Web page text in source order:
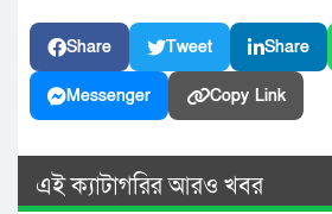
Share Tweet Share
Messenger Copy Link
এই ক্যাটাগরির আরও খবর